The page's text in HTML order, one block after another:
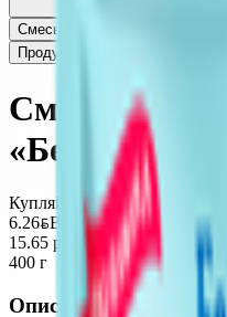
Смесь сухая молочная
Продукт сухой «БелЛакт Сам
Смесь сухая
«Беллакт»
Купляйце Беларускае
6.26BYNBYN
15.65 руб/кг
400 г
Описание